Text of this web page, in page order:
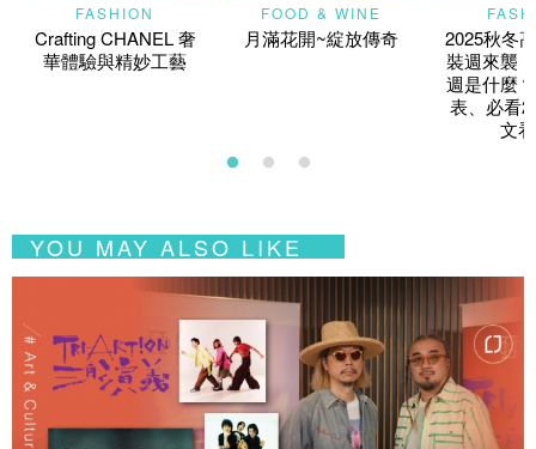
FASHION
Crafting CHANEL 奢
華體驗與精妙工藝
FOOD & WINE
月滿花開~綻放傳奇
2025秋冬
裝週來襲
週是什麼
表、必看
文
YOU MAY ALSO LIKE